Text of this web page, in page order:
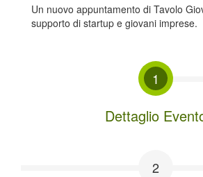
Un nuovo appuntamento di Tavolo
supporto di startup e giovani imprese.
1
Dettaglio
2